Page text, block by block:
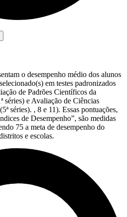
o desempenho médio dos alunos
em testes padronizados
de Padrões Científicos da
séries) e Avaliação de Ciências
séries). , 8 e 11). Essas pontuações,
de Desempenho”, são medidas
75 a meta de desempenho do
e escolas.